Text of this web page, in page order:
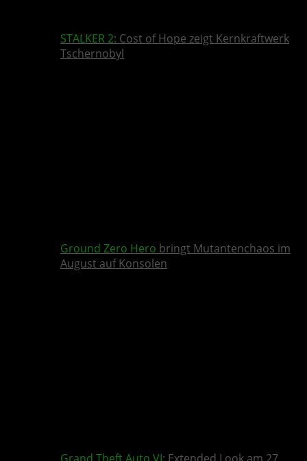
STALKER 2: Cost of Hope zeigt Kernkraftwerk
Tschernobyl
Ground Zero Hero bringt Mutantenchaos im
August auf Konsolen